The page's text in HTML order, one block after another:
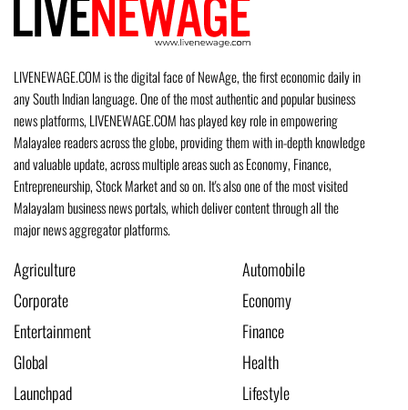
LIVENEWAGE.COM is the digital face of NewAge, the first economic daily in
any South Indian language. One of the most authentic and popular business
news platforms, LIVENEWAGE.COM has played key role in empowering
Malayalee readers across the globe, providing them with in-depth knowledge
and valuable update, across multiple areas such as Economy, Finance,
Entrepreneurship, Stock Market and so on. It's also one of the most visited
Malayalam business news portals, which deliver content through all the
major news aggregator platforms.
Agriculture
Automobile
Corporate
Economy
Entertainment
Finance
Global
Health
Launchpad
Lifestyle